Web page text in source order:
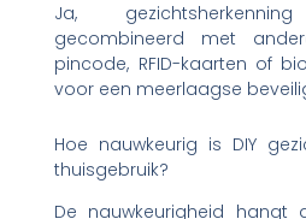
Ja,
gecombineerd met
pincode, RFID-kaarten of
voor een meerlaagse
Hoe nauwkeurig is DIY
thuisgebruik?
De nauwkeurigheid hangt